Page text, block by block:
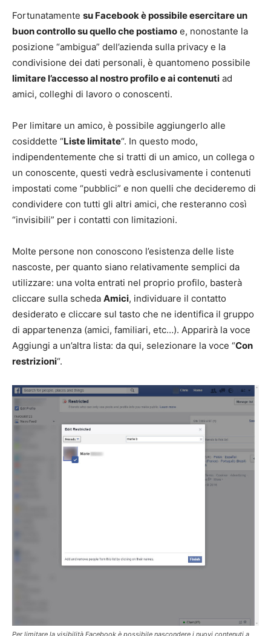
Fortunatamente su Facebook è possibile esercitare un
buon controllo su quello che postiamo e, nonostante la
posizione “ambigua” dell’azienda sulla privacy e la
condivisione dei dati personali, è quantomeno possibile
limitare l’accesso al nostro profilo e ai contenuti ad
amici, colleghi di lavoro o conoscenti.
Per limitare un amico, è possibile aggiungerlo alle
cosiddette “Liste limitate“. In questo modo,
indipendentemente che si tratti di un amico, un collega o
un conoscente, questi vedrà esclusivamente i contenuti
impostati come “pubblici” e non quelli che decideremo di
condividere con tutti gli altri amici, che resteranno così
“invisibili” per i contatti con limitazioni.
Molte persone non conoscono l’esistenza delle liste
nascoste, per quanto siano relativamente semplici da
utilizzare: una volta entrati nel proprio profilo, basterà
cliccare sulla scheda Amici, individuare il contatto
desiderato e cliccare sul tasto che ne identifica il gruppo
di appartenenza (amici, familiari, etc…). Apparirà la voce
Aggiungi a un’altra lista: da qui, selezionare la voce “Con
restrizioni“.
Per limitare la visibilità Facebook è possibile nascondere i nuovi contenuti a